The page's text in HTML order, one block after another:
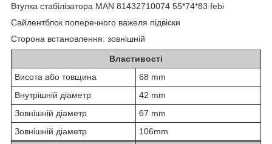
Втулка стабілізатора MAN 81432710074 55*74*83 febi
Сайлентблок поперечного важеля підвіски
Сторона встановлення: зовнішній
Властивості
Висота або товщина
68 mm
Внутрішній діаметр
42 mm
Зовнішній діаметр
67 mm
Зовнішній діаметр
106mm